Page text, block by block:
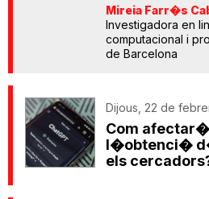
Mireia Farr�s
Investigadora en
computacional i
de Barcelona
Dijous, 22 de
Com
l�obtenci�
els